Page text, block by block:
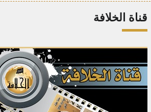
قناة الخلافة